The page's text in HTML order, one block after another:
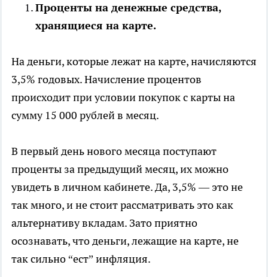
Проценты на денежные средства,
хранящиеся на карте.
На деньги, которые лежат на карте, начисляются
3,5% годовых. Начисление процентов
происходит при условии покупок с карты на
сумму 15 000 рублей в месяц.
В первый день нового месяца поступают
проценты за предыдущий месяц, их можно
увидеть в личном кабинете. Да, 3,5% — это не
так много, и не стоит рассматривать это как
альтернативу вкладам. Зато приятно
осознавать, что деньги, лежащие на карте, не
так сильно “ест” инфляция.